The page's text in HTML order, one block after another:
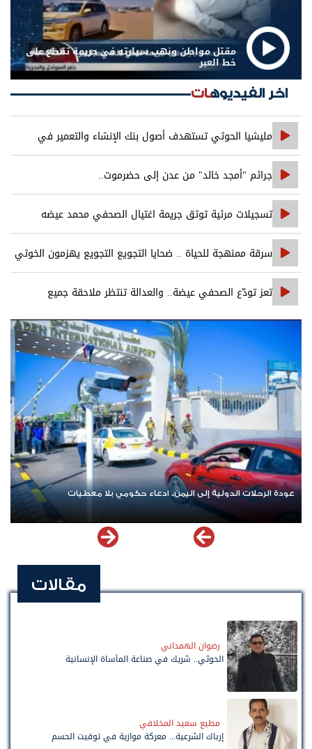
مقتل مواطن ونهب سيارته في جريمة تقطع على
خط العبر
اخر الفيديوهات
مليشيا الحوثي تستهدف أصول بنك الإنشاء والتعمير في
صنعاء
جرائم "أمجد خالد" من عدن إلى حضرموت..
تسجيلات مرئية توثق جريمة اغتيال الصحفي محمد عيضه
سرقة ممنهجة للحياة .. ضحايا التجويع التجويع يهزمون الخوثي
تعز تودّع الصحفي عيضة.. والعدالة تنتظر ملاحقة جميع
المتورطين
عودة الرحلات الدولية إلى اليمن.. ادعاء حكومي بلا معطيات
مقالات
رضوان الهمداني
الحوثي.. شريك في صناعة المأساة الإنسانية
مطيع سعيد المخلافي
إرباك الشرعية... معركة موازية في توقيت الحسم